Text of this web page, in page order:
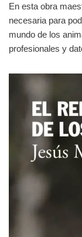
En esta obra
necesaria para
mundo de los
profesionales y